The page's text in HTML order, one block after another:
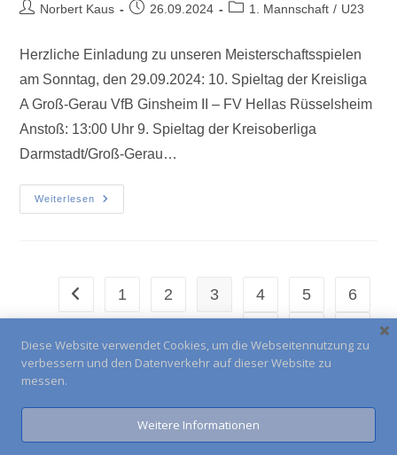
Norbert Kaus 26.09.2024 1. Mannschaft / U23
Herzliche Einladung zu unseren Meisterschaftsspielen
am Sonntag, den 29.09.2024: 10. Spieltag der Kreisliga
A Groß-Gerau VfB Ginsheim II – FV Hellas Rüsselsheim
Anstoß: 13:00 Uhr 9. Spieltag der Kreisoberliga
Darmstadt/Groß-Gerau…
Weiterlesen
1 2 3 4 5
6
Impressum Kontakt Anfahrt
Diese Website verwendet Cookies, um die Webseitennutzung zu
verbessern und den Datenverkehr auf dieser Website zu
messen.
Weitere Informationen